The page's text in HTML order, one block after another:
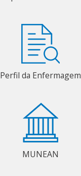
Perfil da Enfermagem
MUNEAN